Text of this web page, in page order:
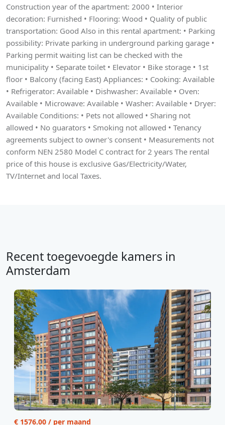
Construction year of the apartment: 2000 • Interior
decoration: Furnished • Flooring: Wood • Quality of public
transportation: Good Also in this rental apartment: • Parking
possibility: Private parking in underground parking garage •
Parking permit waiting list can be checked with the
municipality • Separate toilet • Elevator • Bike storage • 1st
floor • Balcony (facing East) Appliances: • Cooking: Available
• Refrigerator: Available • Dishwasher: Available • Oven:
Available • Microwave: Available • Washer: Available • Dryer:
Available Conditions: • Pets not allowed • Sharing not
allowed • No guarators • Smoking not allowed • Tenancy
agreements subject to owner's consent • Measurements not
conform NEN 2580 Model C contract for 2 years The rental
price of this house is exclusive Gas/Electricity/Water,
TV/Internet and local Taxes.
Recent toegevoegde kamers in
Amsterdam
€ 1576.00 / per maand